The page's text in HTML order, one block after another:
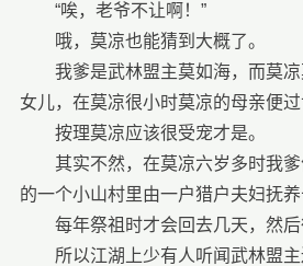
“唉，老爷不让啊！”
哦，莫凉也能猜到大概了。
我爹是武林盟主莫如海，而莫
女儿，在莫凉很小时莫凉的母亲便过
按理莫凉应该很受宠才是。
其实不然，在莫凉六岁多时我
的一个小山村里由一户猎户夫妇抚养
每年祭祖时才会回去几天，然后
所以江湖上少有人听闻武林盟主